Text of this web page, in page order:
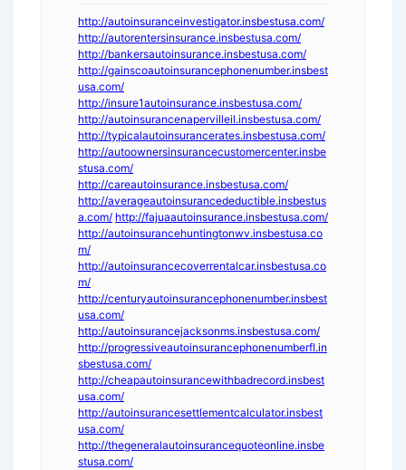
http://autoinsuranceinvestigator.insbestusa.com/
http://autorentersinsurance.insbestusa.com/
http://bankersautoinsurance.insbestusa.com/
http://gainscoautoinsurancephonenumber.insbest
usa.com/
http://insure1autoinsurance.insbestusa.com/
http://autoinsurancenapervilleil.insbestusa.com/
http://typicalautoinsurancerates.insbestusa.com/
http://autoownersinsurancecustomercenter.insbe
stusa.com/
http://careautoinsurance.insbestusa.com/
http://averageautoinsurancedeductible.insbestus
a.com/ http://fajuaautoinsurance.insbestusa.com/
http://autoinsurancehuntingtonwv.insbestusa.co
m/
http://autoinsurancecoverrentalcar.insbestusa.co
m/
http://centuryautoinsurancephonenumber.insbest
usa.com/
http://autoinsurancejacksonms.insbestusa.com/
http://progressiveautoinsurancephonenumberfl.in
sbestusa.com/
http://cheapautoinsurancewithbadrecord.insbest
usa.com/
http://autoinsurancesettlementcalculator.insbest
usa.com/
http://thegeneralautoinsurancequoteonline.insbe
stusa.com/